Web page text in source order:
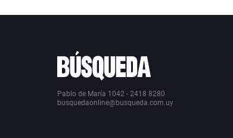
Pablo de María 1042 - 2418 8280
busquedaonline@busqueda.com.uy